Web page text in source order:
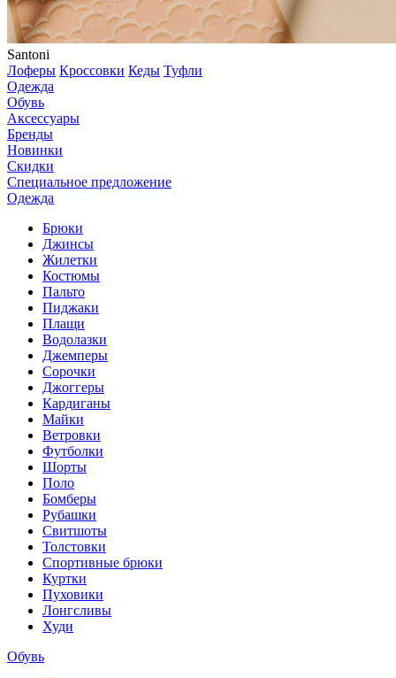
Santoni
Лоферы Кроссовки Кеды Туфли
Одежда
Обувь
Аксессуары
Бренды
Новинки
Скидки
Специальное предложение
Одежда
Брюки
Джинсы
Жилетки
Костюмы
Пальто
Пиджаки
Плащи
Водолазки
Джемперы
Сорочки
Джоггеры
Кардиганы
Майки
Ветровки
Футболки
Шорты
Поло
Бомберы
Рубашки
Свитшоты
Толстовки
Спортивные брюки
Куртки
Пуховики
Лонгсливы
Худи
Обувь